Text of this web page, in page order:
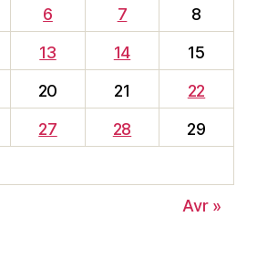
6 7
8
13 14
15
20 21
22
27 28
29
Avr »